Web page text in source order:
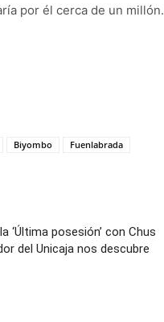
por él cerca de un millón.
Biyombo Fuenlabrada
‘Última posesión’ con Chus
del Unicaja nos descubre